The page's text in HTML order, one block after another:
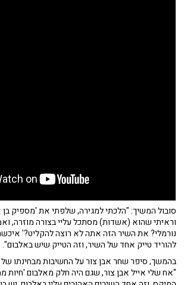
סובול המשיך: "הלכתי למגירה, שלפתי את 'מספיק בן
וראיתי שהוא (אשדות) מסתכל עליי בצורה מוזרה,
נורמלי? את השיר הזה אתה לא רוצה להקליט?'
להוריד טייק אחד של השיר, וזה הטייק שיש באלבום".
בהמשך, סיפר שחר אבן צור על החשיבות מבחינתו
"אח שלי אייל אבן צור, שגם היה חלק מאלבום